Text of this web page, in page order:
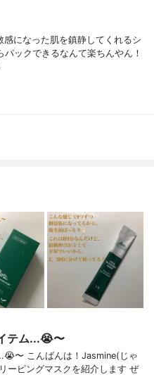
になった肌を鎮静してくれるシ
ックできるなんて楽ちんやん！
テム...😭〜
〜 こんばんは！Jasmine(じゃ
ーピングマスクを紹介します ぜ